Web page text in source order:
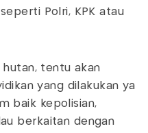
Polri, KPK atau
hutan, tentu akan
yang dilakukan ya
baik kepolisian,
berkaitan dengan